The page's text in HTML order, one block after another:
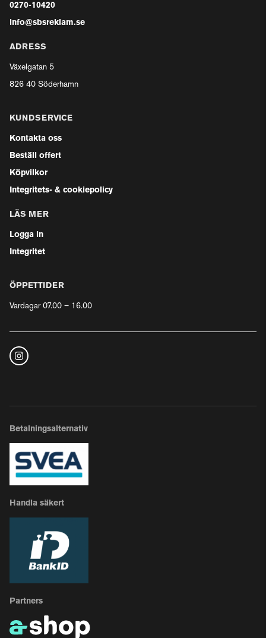
0270-10420
info@sbsreklam.se
ADRESS
Växelgatan 5
826 40 Söderhamn
KUNDSERVICE
Kontakta oss
Beställ offert
Köpvilkor
Integritets- & cookiepolicy
LÄS MER
Logga in
Integritet
ÖPPETTIDER
Vardagar 07.00 – 16.00
Betalningsalternativ
Handla säkert
Partners